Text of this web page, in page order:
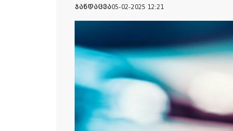
ჯანდაცვა05-02-2025 12:21